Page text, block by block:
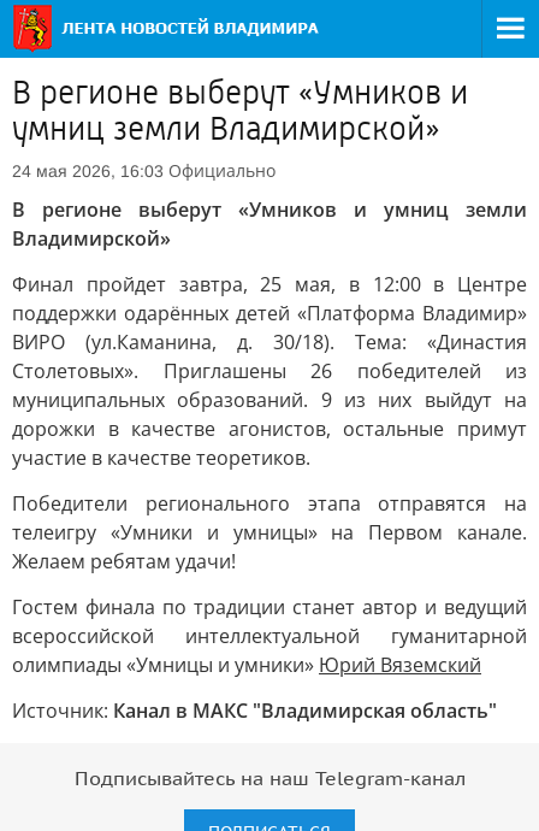
В регионе выберут «Умников и
умниц земли Владимирской»
24 мая 2026, 16:03 Официально
В регионе выберут «Умников и умниц земли
Владимирской»
Финал пройдет завтра, 25 мая, в 12:00 в Центре
поддержки одарённых детей «Платформа Владимир»
ВИРО (ул.Каманина, д. 30/18). Тема: «Династия
Столетовых». Приглашены 26 победителей из
муниципальных образований. 9 из них выйдут на
дорожки в качестве агонистов, остальные примут
участие в качестве теоретиков.
Победители регионального этапа отправятся на
телеигру «Умники и умницы» на Первом канале.
Желаем ребятам удачи!
Гостем финала по традиции станет автор и ведущий
всероссийской интеллектуальной гуманитарной
олимпиады «Умницы и умники» Юрий Вяземский
Источник: Канал в МАКС "Владимирская область"
Подписывайтесь на наш Telegram-канал